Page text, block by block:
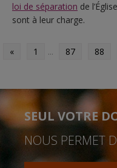
loi de séparation de
sont à leur charge.
« 1 ... 87 88
SEUL VOTRE
NOUS PERMET